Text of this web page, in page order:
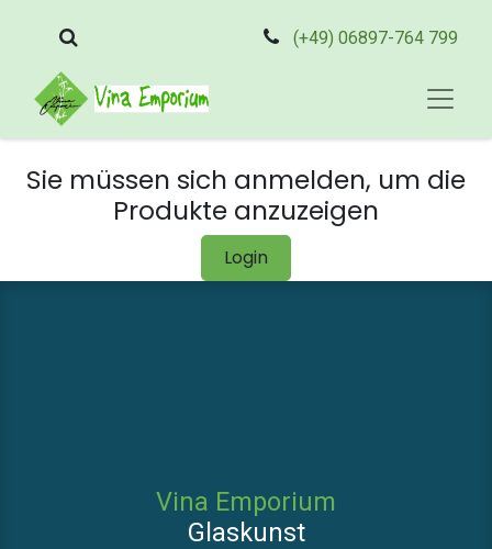
(+49) 06897-764 799
Sie müssen sich anmelden, um die
Produkte anzuzeigen
Login
Vina Emporium
Glaskunst